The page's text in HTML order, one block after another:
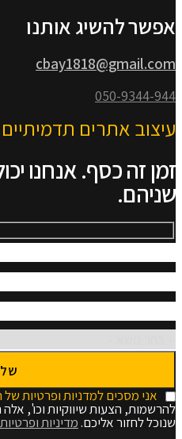
אפשר להשיג אותנו
cbay1818@gmail.com
050-9344-944
עיצוב אתרים תדמיתיים
זמן זה כסף. אנחנו
שניהם.
אני מסכים למדניות ופרטיות
להרשמות, הצעות שיווקיות וכו',
שנוכל לחזור אליכם.מדיניות ופרטיות